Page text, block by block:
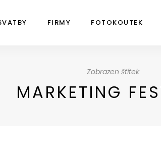
FIRMY FOTOKOUTEK
Zobrazen štítek
MARKETING